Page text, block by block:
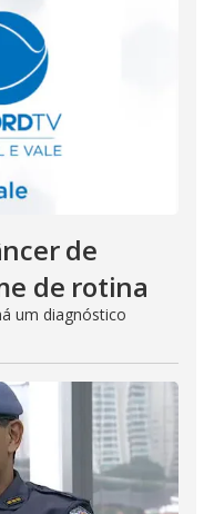
de
de rotina
um diagnóstico